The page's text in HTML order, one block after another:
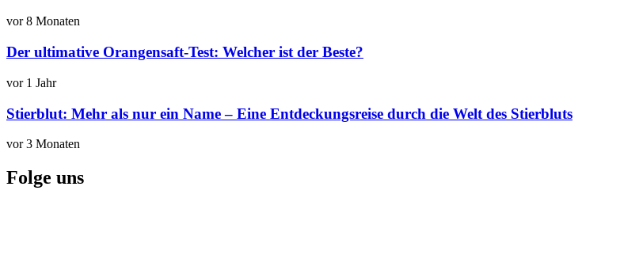
vor 8 Monaten
Der ultimative Orangensaft-Test: Welcher ist der Beste?
vor 1 Jahr
Stierblut: Mehr als nur ein Name – Eine Entdeckungsreise durch die Welt des Stierbluts
vor 3 Monaten
Folge uns